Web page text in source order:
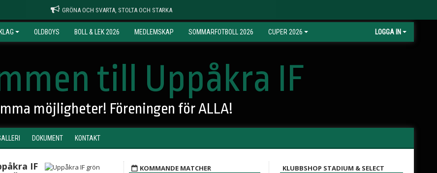
GRÖNA OCH SVARTA, STOLTA OCH STARKA
OLDBOYS BOLL & LEK 2026 MEDLEMSKAP SOMMARFOTBOLL 2026 CUPER 2026 LOGGA IN
till Uppåkra IF
möjligheter! Föreningen för ALLA!
DOKUMENT KONTAKT
IF
KOMMANDE MATCHER KLUBBSHOP STADIUM & SELECT